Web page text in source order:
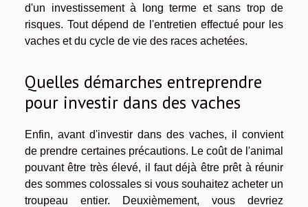
d'un investissement à long terme et sans trop de
risques. Tout dépend de l'entretien effectué pour les
vaches et du cycle de vie des races achetées.
Quelles démarches entreprendre
pour investir dans des vaches
Enfin, avant d'investir dans des vaches, il convient
de prendre certaines précautions. Le coût de l'animal
pouvant être très élevé, il faut déjà être prêt à réunir
des sommes colossales si vous souhaitez acheter un
troupeau entier. Deuxièmement, vous devriez